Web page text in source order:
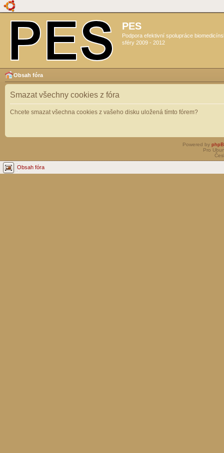
PES
Podpora efektivní spolupráce
sféry 2009 - 2012
Obsah fóra
Smazat všechny cookies z fóra
Chcete smazat všechna cookies z vašeho disku uložená tímto fórem?
Powered by
Pro
Obsah fóra